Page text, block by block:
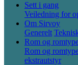
Sett i gang
Veiledning for
Om Sirvoy
Generelt
Rom og
Rom og
ekstrautstyr